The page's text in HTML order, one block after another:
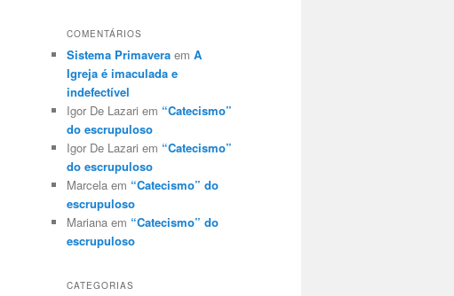
COMENTÁRIOS
Sistema Primavera em A
Igreja é imaculada e
indefectível
Igor De Lazari em “Catecismo”
do escrupuloso
Igor De Lazari em “Catecismo”
do escrupuloso
Marcela em “Catecismo” do
escrupuloso
Mariana em “Catecismo” do
escrupuloso
CATEGORIAS